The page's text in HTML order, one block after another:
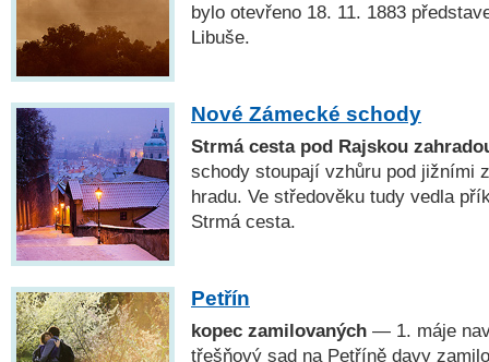
bylo otevřeno 18. 11. 1883
Libuše.
Nové Zámecké schody
Strmá cesta pod Rajskou
schody stoupají vzhůru pod jižními
hradu. Ve středověku tudy vedla
Strmá cesta.
Petřín
kopec zamilovaných — 1. máje
třešňový sad na Petříně davy